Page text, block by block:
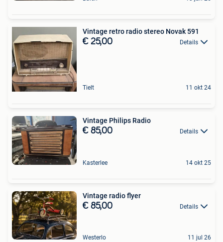
Vintage retro radio stereo Novak 591
€ 25,00 Details
Tielt 11 okt 24
Vintage Philips Radio
€ 85,00 Details
Kasterlee 14 okt 25
Vintage radio flyer
€ 85,00 Details
Westerlo 11 jul 26